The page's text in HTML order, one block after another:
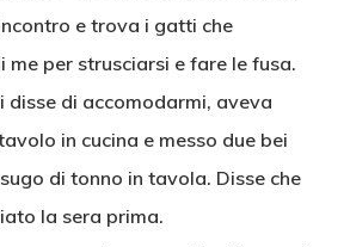
e trova i gatti che
me per strusciarsi e fare le fusa.
disse di accomodarmi, aveva
in cucina e messo due bei
di tonno in tavola. Disse che
la sera prima.